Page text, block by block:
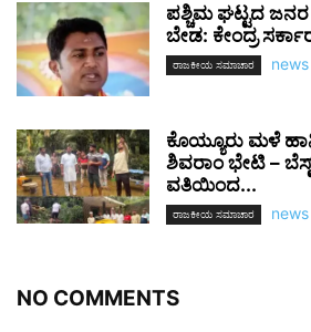
ಪಶ್ಚಿಮ ಘಟ್ಟದ
ಬೇಡ: ಕೇಂದ್ರ
ರಾಜಕೀಯ ಸಮಾಚಾರ
ಕೊಯ್ಯೂರು ಮಳೆ
ಶಿವರಾಂ ಭೇಟಿ –
ವತಿಯಿಂದ...
ರಾಜಕೀಯ ಸಮಾಚಾರ
NO COMMENTS